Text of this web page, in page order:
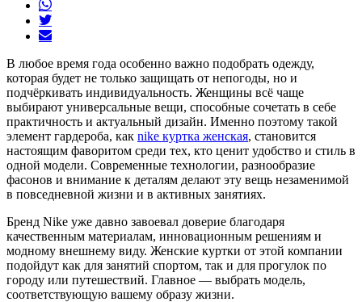
В любое время года особенно важно подобрать одежду,
которая будет не только защищать от непогоды, но и
подчёркивать индивидуальность. Женщины всё чаще
выбирают универсальные вещи, способные сочетать в себе
практичность и актуальный дизайн. Именно поэтому такой
элемент гардероба, как nike куртка женская, становится
настоящим фаворитом среди тех, кто ценит удобство и стиль в
одной модели. Современные технологии, разнообразие
фасонов и внимание к деталям делают эту вещь незаменимой
в повседневной жизни и в активных занятиях.
Бренд Nike уже давно завоевал доверие благодаря
качественным материалам, инновационным решениям и
модному внешнему виду. Женские куртки от этой компании
подойдут как для занятий спортом, так и для прогулок по
городу или путешествий. Главное — выбрать модель,
соответствующую вашему образу жизни.